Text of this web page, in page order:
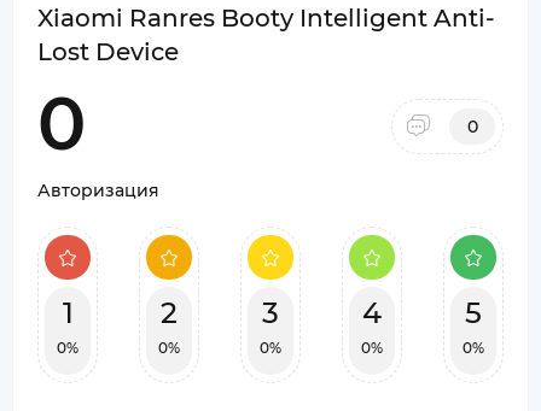
Xiaomi Ranres Booty Intelligent Anti-
Lost Device
0 0
Авторизация
1
0%
2
0%
3
0%
4
0%
5
0%